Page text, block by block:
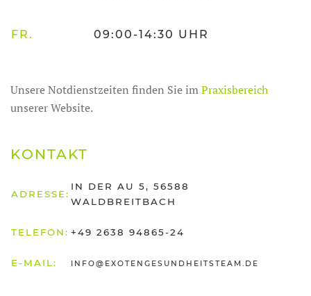
FR. 09:00-14:30 UHR
Unsere Notdienstzeiten finden Sie imPraxisbereich
unserer Website.
KONTAKT
ADRESSE:
IN DER AU 5, 56588
WALDBREITBACH
TELEFON: +49 2638 94865-24
E-MAIL: INFO@EXOTENGESUNDHEITSTEAM.DE